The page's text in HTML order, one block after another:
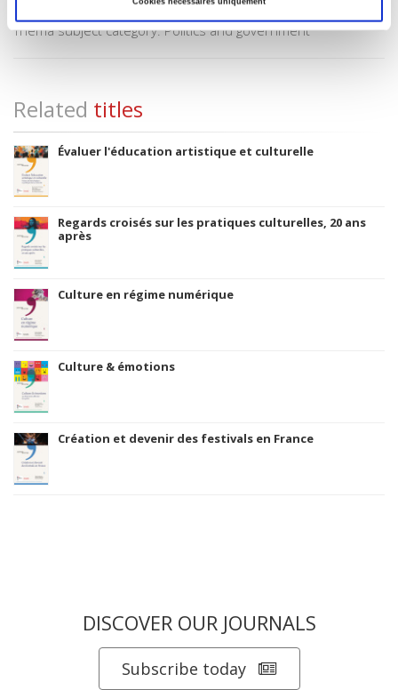
Thema subject category: Politics and government
Related titles
Évaluer l'éducation artistique et culturelle
Regards croisés sur les pratiques culturelles, 20 ans
après
Culture en régime numérique
Culture & émotions
Création et devenir des festivals en France
DISCOVER OUR JOURNALS
Subscribe today